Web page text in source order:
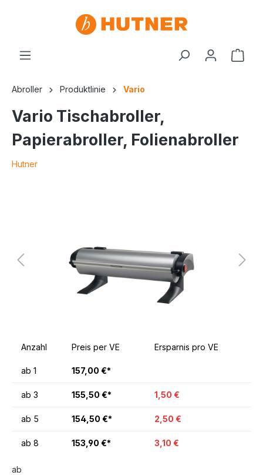
Abroller Produktlinie Vario
Vario Tischabroller,
Papierabroller, Folienabroller
Hutner
Anzahl Preis per VE Ersparnis pro VE
ab 1 157,00 €*
ab 3 155,50 €* 1,50 €
ab 5 154,50 €* 2,50 €
ab 8 153,90 €* 3,10 €
ab